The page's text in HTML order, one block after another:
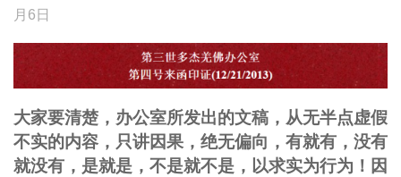
月6日
大家要清楚，办公室所发出的文稿，从无半点虚假
不实的内容，只讲因果，绝无偏向，有就有，没有
就没有，是就是，不是就不是，以求实为行为！因